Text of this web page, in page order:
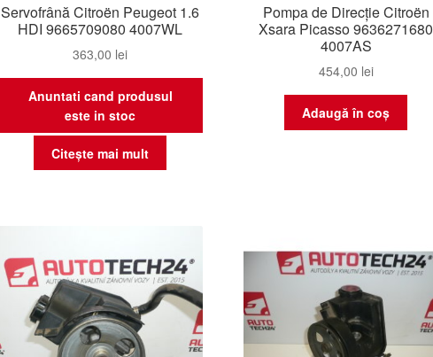
Servofrână Citroën Peugeot 1.6
HDI 9665709080 4007WL
363,00 lei
Anuntati cand produsul
este in stoc
Citește mai mult
Pompa de Direcție Citroën
Xsara Picasso 9636271680
4007AS
454,00 lei
Adaugă în coș